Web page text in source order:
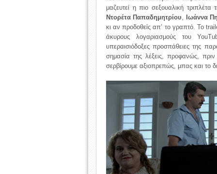
μαζευτεί η πιο σεξουαλική
Ντορέτα Παπαδημητρίου, Ιωάννα
κι αν προδοθείς απ’ το γραπτό. Το
άκυρους λογαριασμούς του
υπεραισιόδοξες προσπάθειες της
σημασία της λέξεις, προφανώς,
σερβίρουμε αξιοπρεπώς, μπας και το